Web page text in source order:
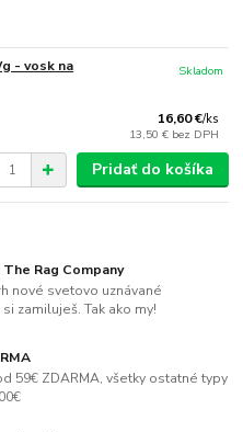
- vosk na
16,60 €/ks
13,50 € bez DPH
Skladom
Pridať do košíka
The Rag Company
nové svetovo uznávané
zamiluješ. Tak ako my!
59€ ZDARMA, všetky ostatné typy